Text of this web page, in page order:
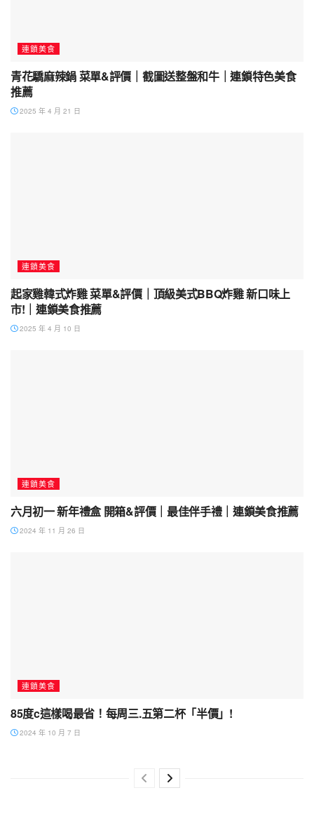
連鎖美食
青花驕麻辣鍋 菜單&評價｜截圖送整盤和牛｜連鎖特色美食
推薦
2025 年 4 月 21 日
連鎖美食
起家雞韓式炸雞 菜單&評價｜頂級美式BBQ炸雞 新口味上
市!｜連鎖美食推薦
2025 年 4 月 10 日
連鎖美食
六月初一 新年禮盒 開箱&評價｜最佳伴手禮｜連鎖美食推薦
2024 年 11 月 26 日
連鎖美食
85度c這樣喝最省！每周三.五第二杯「半價」!
2024 年 10 月 7 日